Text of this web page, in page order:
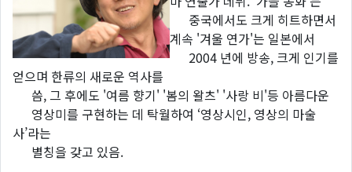
중국에서도 크게 히트하면서
계속 '겨울 연가'는 일본에서
2004 년에 방송, 크게 인기를
얻으며 한류의 새로운 역사를
씀, 그 후에도 '여름 향기' '봄의 왈츠' '사랑 비'등 아름다운
영상미를 구현하는 데 탁월하여 ‘영상시인, 영상의 마술
사’라는
별칭을 갖고 있음.